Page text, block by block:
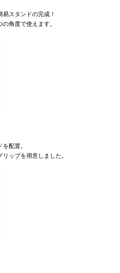
スタンドの完成！
角度で使えます。
配置。
ップを用意しました。